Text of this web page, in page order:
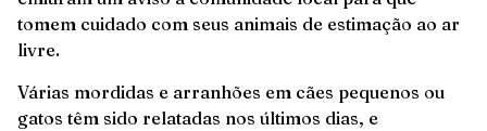
tomem cuidado com seus animais de estimação ao ar
livre.
Várias mordidas e arranhões em cães pequenos ou
gatos têm sido relatadas nos últimos dias, e